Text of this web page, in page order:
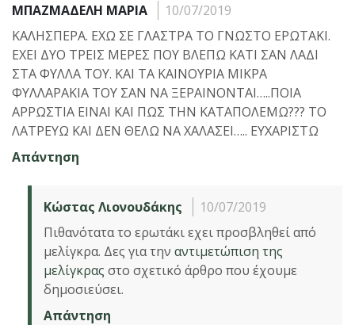
ΜΠΑΖΜΑΔΕΛΗ ΜΑΡΙΑ
10/07/2019
ΚΑΛΗΣΠΕΡΑ. ΕΧΩ ΣΕ ΓΛΑΣΤΡΑ ΤΟ ΓΝΩΣΤΟ ΕΡΩΤΑΚΙ.
ΕΧΕΙ ΔΥΟ ΤΡΕΙΣ ΜΕΡΕΣ ΠΟΥ ΒΛΕΠΩ ΚΑΤΙ ΣΑΝ ΛΑΔΙ
ΣΤΑ ΦΥΛΛΑ ΤΟΥ. ΚΑΙ ΤΑ ΚΑΙΝΟΥΡΙΑ ΜΙΚΡΑ
ΦΥΛΛΑΡΑΚΙΑ ΤΟΥ ΣΑΝ ΝΑ ΞΕΡΑΙΝΟΝΤΑΙ…..ΠΟΙΑ
ΑΡΡΩΣΤΙΑ ΕΙΝΑΙ ΚΑΙ ΠΩΣ ΤΗΝ ΚΑΤΑΠΟΛΕΜΩ??? ΤΟ
ΛΑΤΡΕΥΩ ΚΑΙ ΔΕΝ ΘΕΛΩ ΝΑ ΧΑΛΑΣΕΙ….. ΕΥΧΑΡΙΣΤΩ
Απάντηση
Κώστας Λιονουδάκης
10/07/2019
Πιθανότατα το ερωτάκι εχει προσβληθεί από
μελίγκρα. Δες για την αντιμετώπιση της
μελίγκρας στο σχετικό άρθρο που έχουμε
δημοσιεύσει.
Απάντηση